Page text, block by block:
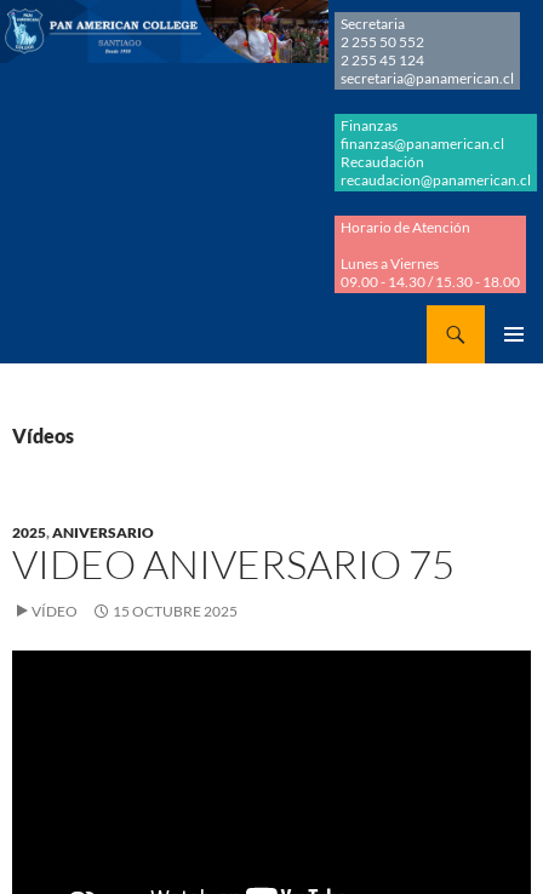
Secretaria
2 255 50 552
2 255 45 124
secretaria@panamerican.cl
Finanzas
finanzas@panamerican.cl
Recaudación
recaudacion@panamerican.cl
Horario de Atención
Lunes a Viernes
09.00 - 14.30 / 15.30 - 18.00
Vídeos
2025,ANIVERSARIO
VIDEO ANIVERSARIO 75
VÍDEO 15 OCTUBRE 2025